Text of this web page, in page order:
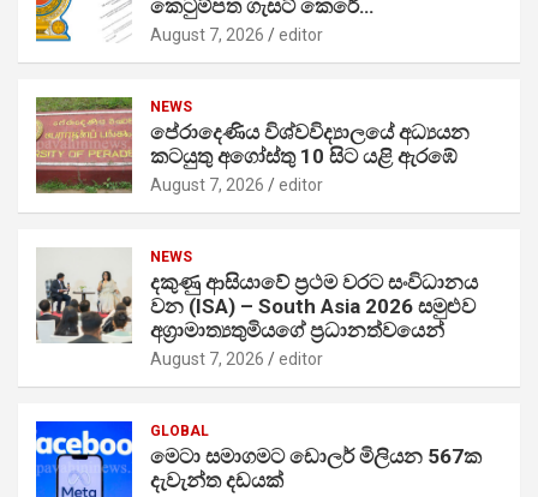
කෙටුම්පත ගැසට් කෙරේ…
August 7, 2026 editor
NEWS
පේරාදෙණිය විශ්වවිද්‍යාලයේ අධ්‍යයන
කටයුතු අගෝස්තු 10 සිට යළි ඇරඹේ
August 7, 2026 editor
NEWS
දකුණු ආසියාවේ ප්‍රථම වරට සංවිධානය
වන (ISA) – South Asia 2026 සමුළුව
අග්‍රාමාත්‍යතුමියගේ ප්‍රධානත්වයෙන්
August 7, 2026 editor
GLOBAL
මෙටා සමාගමට ඩොලර් මිලියන 567ක
දැවැන්ත දඩයක්